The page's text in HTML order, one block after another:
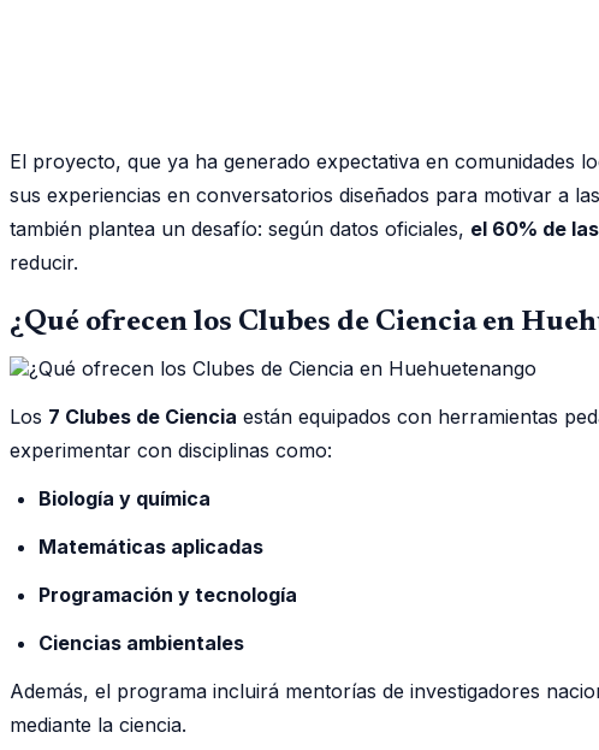
El proyecto, que ya ha generado expectativa en comunidades
sus experiencias en conversatorios diseñados para motivar a
también plantea un desafío: según datos oficiales, el 60% de
reducir.
¿Qué ofrecen los Clubes de Ciencia en
Los 7 Clubes de Ciencia están equipados con herramientas
experimentar con disciplinas como:
Biología y química
Matemáticas aplicadas
Programación y tecnología
Ciencias ambientales
Además, el programa incluirá mentorías de investigadores
mediante la ciencia.